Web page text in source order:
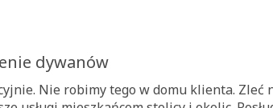
dywanów
Nie robimy tego w domu klienta. Zleć